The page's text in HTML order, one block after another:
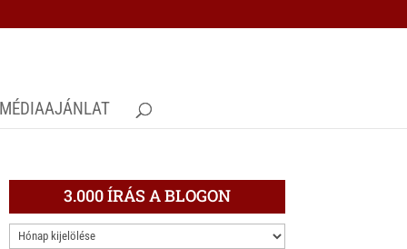
MÉDIAAJÁNLAT
3.000 ÍRÁS A BLOGON
3.000